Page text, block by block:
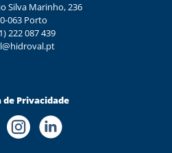
Silva Marinho, 236
063 Porto
222 087 439
de Privacidade